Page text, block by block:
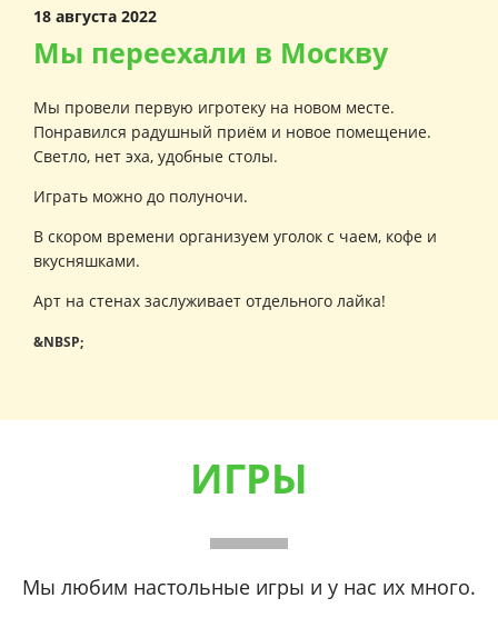
18 августа 2022
Мы переехали в Москву
Мы провели первую игротеку на новом месте.
Понравился радушный приём и новое помещение.
Светло, нет эха, удобные столы.
Играть можно до полуночи.
В скором времени организуем уголок с чаем, кофе и
вкусняшками.
Арт на стенах заслуживает отдельного лайка!
&NBSP;
ИГРЫ
Мы любим настольные игры и у нас их много.